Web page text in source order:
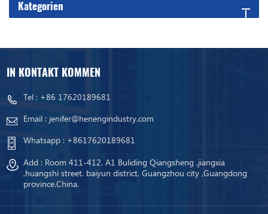
Kategorien
IN KONTAKT KOMMEN
Tel : +86 17620189681
Email : jenifer@henengindustry.com
Whatsapp : +8617620189681
Add : Room 411-412. A1 Buliding Qiangsheng .jiangxia
,huangshi street. baiyun district, Guangzhou city ,Guangdong
province.China.